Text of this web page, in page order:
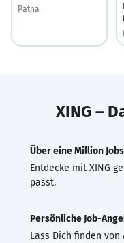
Patna
XING –
Über eine Million Jobs
Entdecke mit XING
passt.
Persönliche Job-
Lass Dich finden von